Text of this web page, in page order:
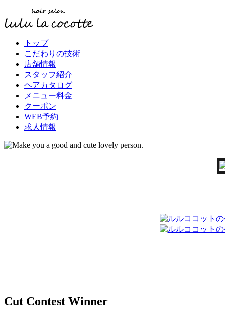
トップ
こだわりの技術
店舗情報
スタッフ紹介
ヘアカタログ
メニュー料金
クーポン
WEB予約
求人情報
Cut Contest Winner